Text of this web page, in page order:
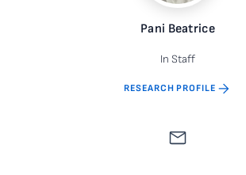
Pani Beatrice
In Staff
RESEARCH PROFILE